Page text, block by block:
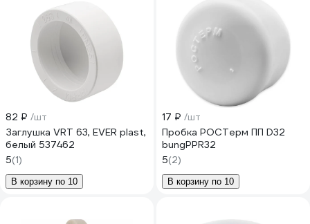
82 ₽ /шт
Заглушка VRT 63, EVER plast,
белый 537462
5(1)
В корзину по 10
17 ₽ /шт
Пробка РОСТерм ПП D32
bungPPR32
5(2)
В корзину по 10